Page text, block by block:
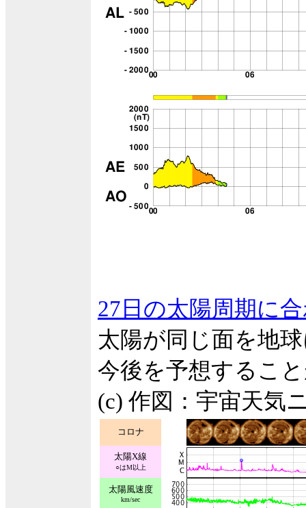
27日の太陽周期に
太陽が同じ面を地
今後を予想するこ
(c) 作図：宇宙天気
コロナ
太陽X線
○はM以上
太陽風速度
km/sec